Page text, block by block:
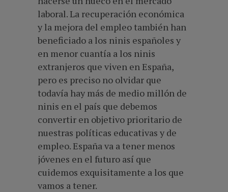
laboral. La recuperación económica
y la mejora del empleo también han
beneficiado a los ninis españoles y
en menor cuantía a los ninis
extranjeros que viven en España,
pero es preciso no olvidar que
todavía hay más de medio millón de
ninis en el país que debemos
convertir en objetivo prioritario de
nuestras políticas educativas y de
empleo. España va a tener menos
jóvenes en el futuro así que
cuidemos exquisitamente a los que
vamos a tener.